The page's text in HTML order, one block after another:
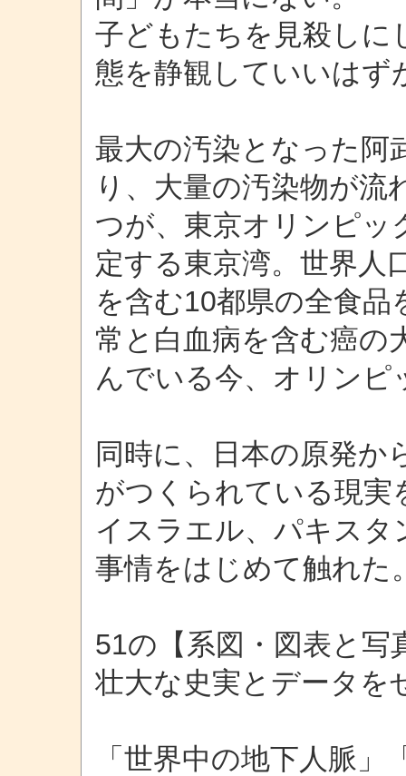
子どもたちを見殺しに
態を静観していいはず
最大の汚染となった阿
り、大量の汚染物が
つが、東京オリンピッ
定する東京湾。世界人
を含む10都県の全食品
常と白血病を含む癌の
んでいる今、オリン
同時に、日本の原発か
がつくられている現実
イスラエル、パキスタ
事情をはじめて触れた
51の【系図・図表と
壮大な史実とデータを
「世界中の地下人脈